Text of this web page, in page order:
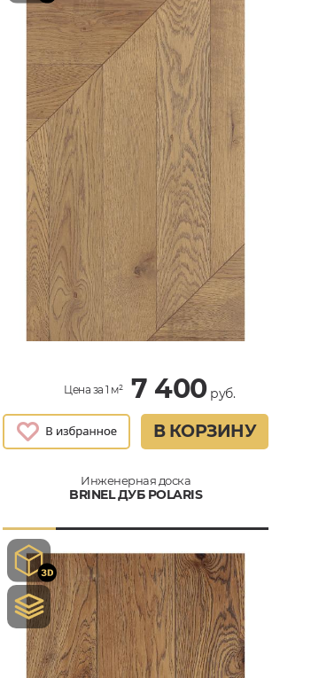
Цена за 1 м² 7 400руб.
В КОРЗИНУ
Инженерная доска
BRINEL ДУБ POLARIS